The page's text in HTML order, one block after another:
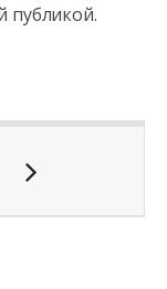
публикой.